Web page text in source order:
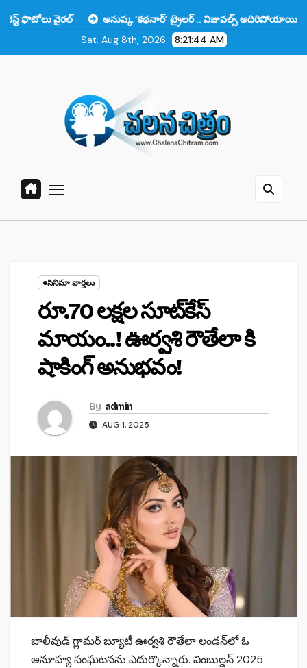
అనుష్క ‘కథనార్’ ట్రైలర్ .. విజువల్స్ అదిరిపోయాయి కానీ ఆ ఒక్కటే
Sat. Aug 8th, 2026
8:21:45 AM
సినిమా వార్తలు
రూ.70 లక్షల సూట్‌కేస్
మాయం..! ఊర్వశి రౌతేలా కి
షాకింగ్ అనుభవం!
By admin
AUG 1, 2025
బాలీవుడ్‌ గ్లామర్ బ్యూటీ ఊర్వశి రౌతేలా లండన్‌లో ఓ
అనూహ్య సంఘటనను ఎదుర్కొన్నారు. వింబుల్డన్ 2025